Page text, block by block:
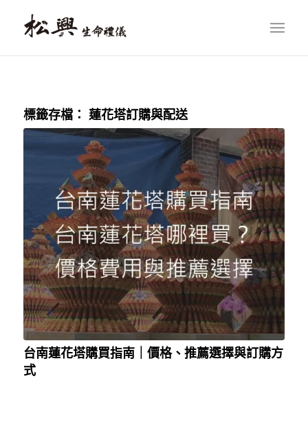
標籤存檔： 蓮花塔訂購與配送
台南蓮花塔購買指南｜價格、推薦選擇與訂購方
式